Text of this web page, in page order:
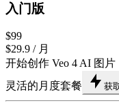
入门版
$99
$29.9 / 月
开始创作 Veo 4 AI 图片
灵活的月度套餐
获